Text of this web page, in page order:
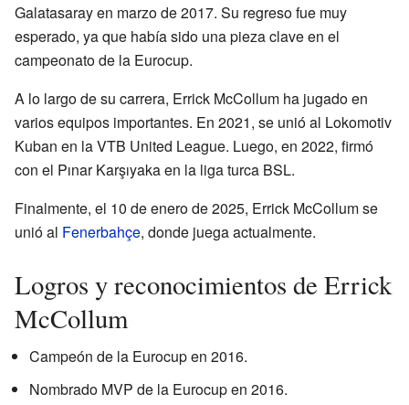
Galatasaray en marzo de 2017. Su regreso fue muy
esperado, ya que había sido una pieza clave en el
campeonato de la Eurocup.
A lo largo de su carrera, Errick McCollum ha jugado en
varios equipos importantes. En 2021, se unió al Lokomotiv
Kuban en la VTB United League. Luego, en 2022, firmó
con el Pınar Karşıyaka en la liga turca BSL.
Finalmente, el 10 de enero de 2025, Errick McCollum se
unió al Fenerbahçe, donde juega actualmente.
Logros y reconocimientos de Errick
McCollum
Campeón de la Eurocup en 2016.
Nombrado MVP de la Eurocup en 2016.